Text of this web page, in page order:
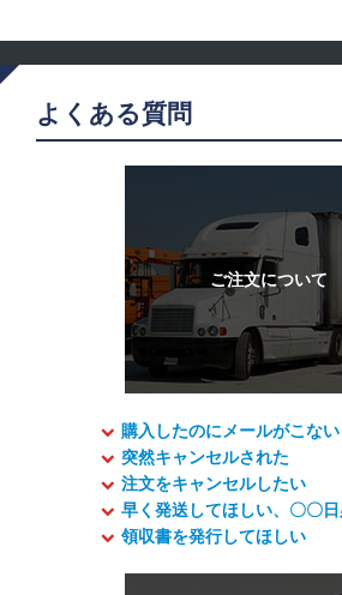
よくある質問
購入したのにメールがこない
突然キャンセルされた
注文をキャンセルしたい
早く発送してほしい、〇〇
領収書を発行してほしい